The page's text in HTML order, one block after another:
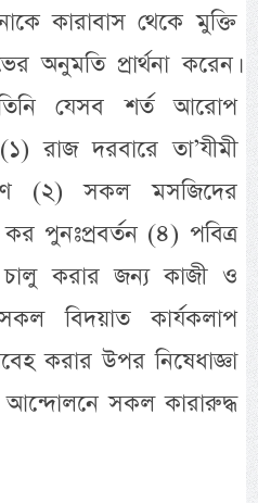
কারাবাস থেকে মুক্তি
অনুমতি প্রার্থনা করেন।
তিনি যেসব শর্ত আরোপ
রাজ দরবারে তা’যীমী
(২) সকল মসজিদের
পুনঃপ্রবর্তন (৪) পবিত্র
চালু করার জন্য কাজী ও
বিদয়াত কার্যকলাপ
করার উপর নিষেধাজ্ঞা
সকল কারারুদ্ধ